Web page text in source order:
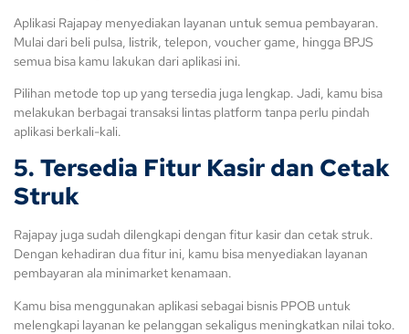
Aplikasi Rajapay menyediakan layanan untuk semua pembayaran.
Mulai dari beli pulsa, listrik, telepon, voucher game, hingga BPJS
semua bisa kamu lakukan dari aplikasi ini.
Pilihan metode top up yang tersedia juga lengkap. Jadi, kamu bisa
melakukan berbagai transaksi lintas platform tanpa perlu pindah
aplikasi berkali-kali.
5. Tersedia Fitur Kasir dan Cetak
Struk
Rajapay juga sudah dilengkapi dengan fitur kasir dan cetak struk.
Dengan kehadiran dua fitur ini, kamu bisa menyediakan layanan
pembayaran ala minimarket kenamaan.
Kamu bisa menggunakan aplikasi sebagai bisnis PPOB untuk
melengkapi layanan ke pelanggan sekaligus meningkatkan nilai toko.